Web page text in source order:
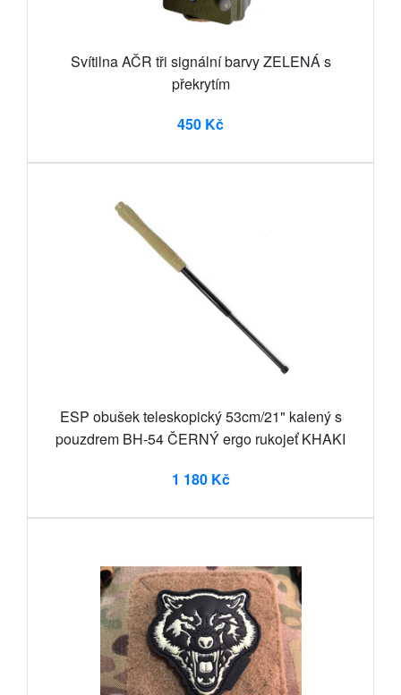
Svítilna AČR tři signální barvy ZELENÁ s
překrytím
450 Kč
ESP obušek teleskopický 53cm/21" kalený s
pouzdrem BH-54 ČERNÝ ergo rukojeť KHAKI
1 180 Kč